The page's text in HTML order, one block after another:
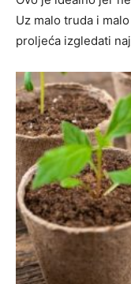
Uz malo truda i
proljeća izgledati